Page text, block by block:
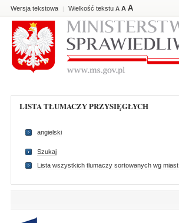
Wersja tekstowa | Wielkość tekstu A A A
LISTA TŁUMACZY PRZYSIĘGŁYCH
angielski
Szukaj
Lista wszystkich tlumaczy sortowanych wg miast